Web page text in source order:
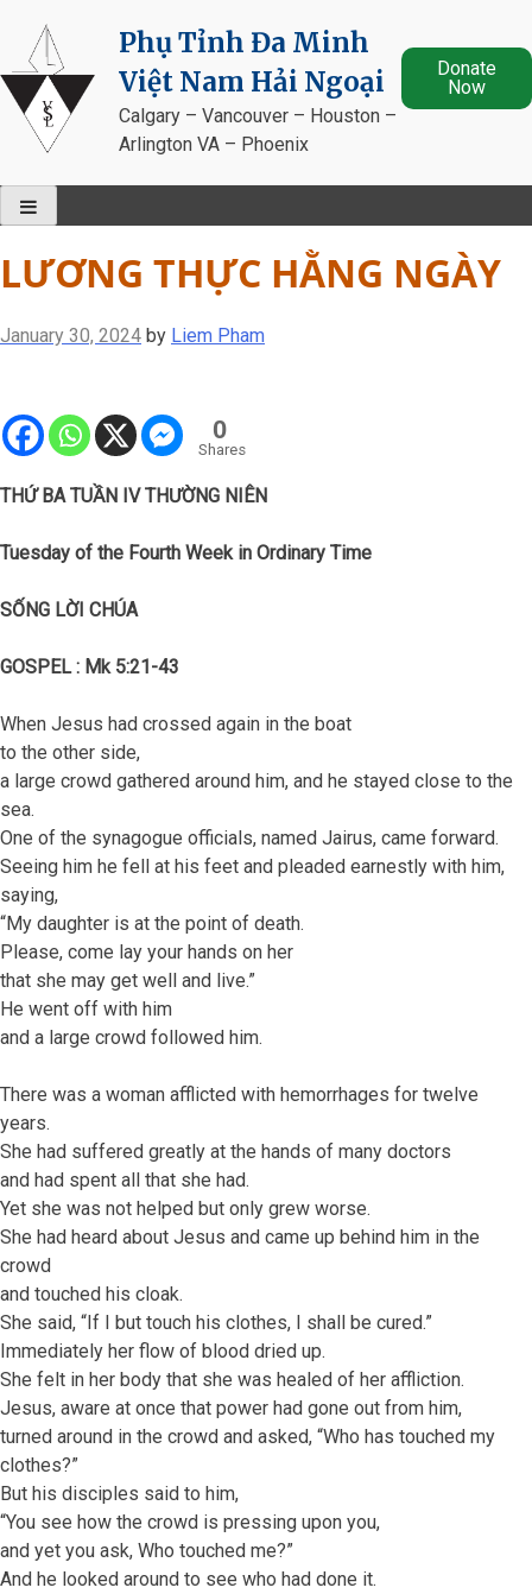
content
Phụ Tỉnh Đa Minh
Việt Nam Hải Ngoại
Calgary – Vancouver – Houston –
Arlington VA – Phoenix
Donate
Now
LƯƠNG THỰC HẰNG NGÀY
January 30, 2024 by Liem Pham
0
Shares
THỨ BA TUẦN IV THƯỜNG NIÊN
Tuesday of the Fourth Week in Ordinary Time
SỐNG LỜI CHÚA
GOSPEL : Mk 5:21-43
When Jesus had crossed again in the boat
to the other side,
a large crowd gathered around him, and he stayed close to the
sea.
One of the synagogue officials, named Jairus, came forward.
Seeing him he fell at his feet and pleaded earnestly with him,
saying,
“My daughter is at the point of death.
Please, come lay your hands on her
that she may get well and live.”
He went off with him
and a large crowd followed him.
There was a woman afflicted with hemorrhages for twelve
years.
She had suffered greatly at the hands of many doctors
and had spent all that she had.
Yet she was not helped but only grew worse.
She had heard about Jesus and came up behind him in the
crowd
and touched his cloak.
She said, “If I but touch his clothes, I shall be cured.”
Immediately her flow of blood dried up.
She felt in her body that she was healed of her affliction.
Jesus, aware at once that power had gone out from him,
turned around in the crowd and asked, “Who has touched my
clothes?”
But his disciples said to him,
“You see how the crowd is pressing upon you,
and yet you ask, Who touched me?”
And he looked around to see who had done it.